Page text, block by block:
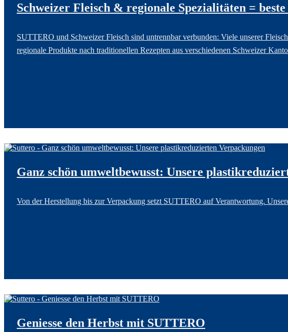
Schweizer Fleisch & regionale Spezialitäten =
SUTTERO und Schweizer Fleisch sind untrennbar verbunden: Viele unserer
regionale Produkte nach traditionellen Rezepten aus verschiedenen Schweizer
Ganz schön umweltbewusst: Unsere
Von der Herstellung bis zur Verpackung setzt SUTTERO auf Verantwortung.
Geniesse den Herbst mit SUTTERO